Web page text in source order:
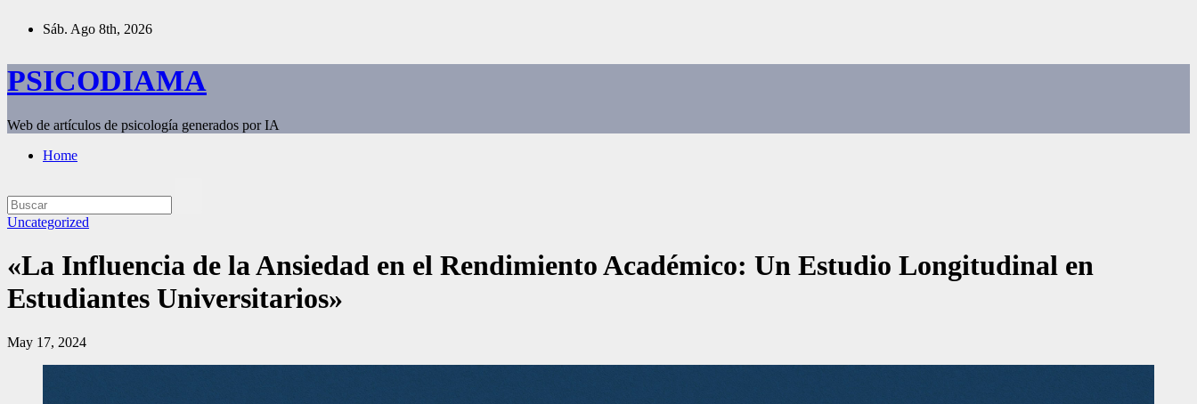
Sáb. Ago 8th, 2026
PSICODIAMA
Web de artículos de psicología generados por IA
Home
Uncategorized
«La Influencia de la Ansiedad en el Rendimiento Académico: Un Estudio Longitudinal en
Estudiantes Universitarios»
May 17, 2024